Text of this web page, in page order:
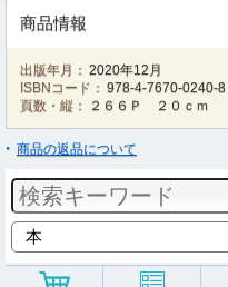
商品情報
出版年月： 2020年12月
ISBNコード： 978-4-7670-0240-8
頁数・縦：
２６６Ｐ ２０ｃｍ
商品の返品について